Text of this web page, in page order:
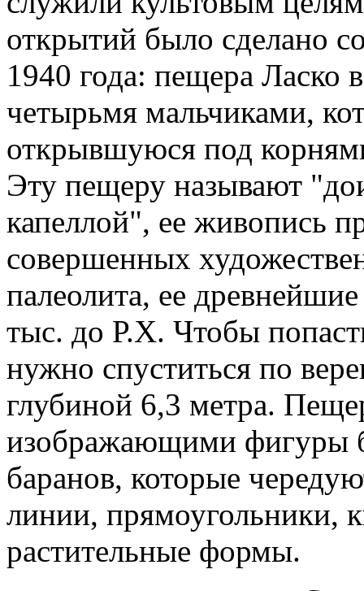
открытий было сделано
1940 года: пещера Ласко
четырьмя мальчиками,
открывшуюся под
Эту пещеру называют
капеллой", ее живопись
совершенных
палеолита, ее
тыс. до Р.Х. Чтобы
нужно спуститься по
глубиной 6,3 метра.
изображающими фигуры
баранов, которые
линии, прямоугольники,
растительные формы.